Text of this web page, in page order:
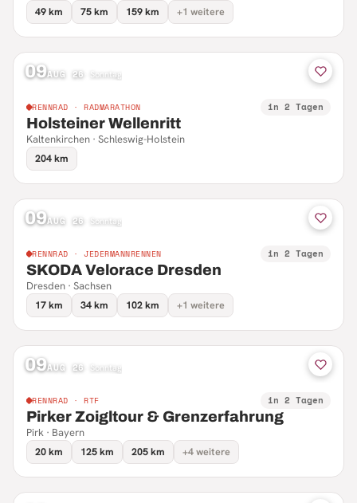
49 km
75 km 159 km +1 weitere
09AUG 26 Sonntag
RENNRAD · RADMARATHON in 2 Tagen
Holsteiner Wellenritt
Kaltenkirchen · Schleswig-Holstein
204 km
09AUG 26 Sonntag
RENNRAD · JEDERMANNRENNEN in 2 Tagen
SKODA Velorace Dresden
Dresden · Sachsen
17 km
34 km 102 km +1 weitere
09AUG 26 Sonntag
RENNRAD · RTF in 2 Tagen
Pirker Zoigltour & Grenzerfahrung
Pirk · Bayern
20 km
125 km 205 km +4 weitere